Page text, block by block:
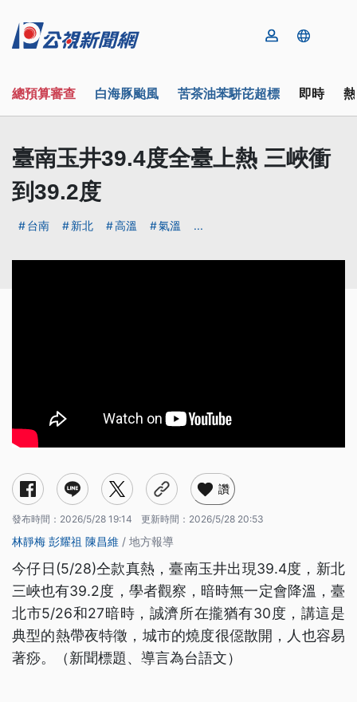
總預算審查 白海豚颱風 苦茶油苯駢芘超標 即時
臺南玉井39.4度全臺上熱 三峽衝
到39.2度
台南 新北 高溫 氣溫 ...
讚
發布時間： 2026/5/28 19:14 更新時間： 2026/5/28 20:53
林靜梅 彭耀祖 陳昌維 / 地方報導
今仔日(5/28)仝款真熱，臺南玉井出現39.4度，新北
三峽也有39.2度，學者觀察，暗時無一定會降溫，臺
北市5/26和27暗時，誠濟所在攏猶有30度，講這是
典型的熱帶夜特徵，城市的燒度很僫散開，人也容易
著痧。（新聞標題、導言為台語文）